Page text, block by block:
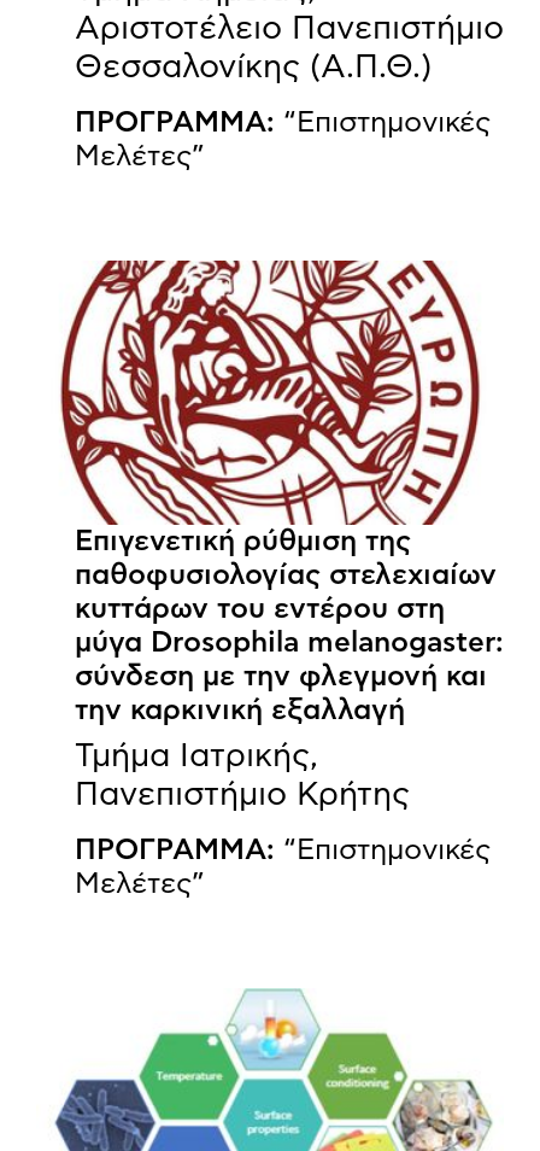
Αριστοτέλειο Πανεπιστήμιο
Θεσσαλονίκης (Α.Π.Θ.)
ΠΡΟΓΡΑΜΜΑ: “Επιστημονικές
Μελέτες”
Επιγενετική ρύθμιση της
παθοφυσιολογίας στελεχιαίων
κυττάρων του εντέρου στη
μύγα Drosophila melanogaster:
σύνδεση με την φλεγμονή και
την καρκινική εξαλλαγή
Τμήμα Ιατρικής,
Πανεπιστήμιο Κρήτης
ΠΡΟΓΡΑΜΜΑ: “Επιστημονικές
Μελέτες”